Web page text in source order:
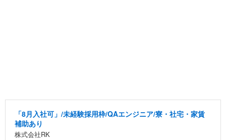
「8月入社可」/未経験採用枠/QAエンジニア/寮・社宅・家賃
補助あり
株式会社RK